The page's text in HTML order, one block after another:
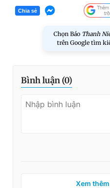
Chia sẻ
Chọn Báo Thanh
trên Google tìm
Bình luận (0)
Xem